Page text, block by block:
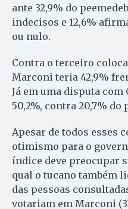
ante 32,9% do
indecisos e 12,6%
ou nulo.
Contra o terceiro
Marconi teria 42,9%
Já em uma disputa
50,2%, contra 20,7% do
Apesar de todos esses
otimismo para o
índice deve preocupar
qual o tucano também
das pessoas
votariam em Marconi